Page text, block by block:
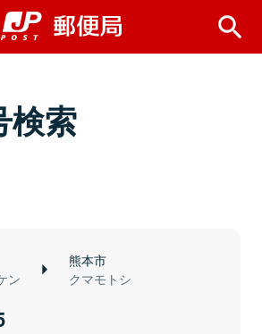
検索
ン
熊本市
クマモトシ